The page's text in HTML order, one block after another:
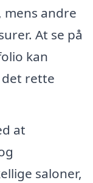
andre
At se på
kan
rette
at
saloner,